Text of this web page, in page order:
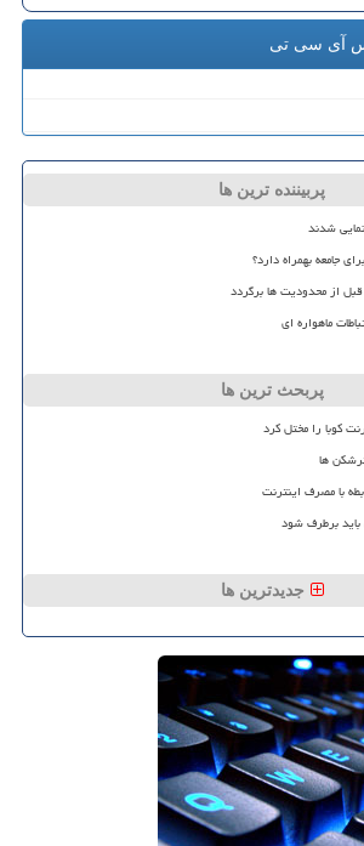
آی سی تی
پربیننده ترین ها
شدند
جامعه بهمراه دارد؟
از محدودیت ها برگردد
ماهواره ای
پربحث ترین ها
کوبا را مختل کرد
ها
با مصرف اینترنت
باید برطرف شود
جدیدترین ها